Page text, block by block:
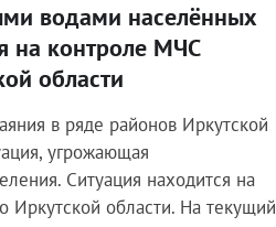
водами населённых
на контроле МЧС
области
в ряде районов Иркутской
угрожающая
Ситуация находится на
Иркутской области. На текущий